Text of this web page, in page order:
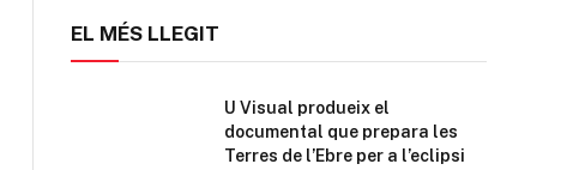
EL MÉS LLEGIT
U Visual produeix el
documental que prepara les
Terres de l’Ebre per a l’eclipsi